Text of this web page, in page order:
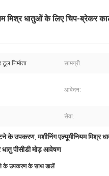
मिश्र धातुओं के लिए चिप-
निर्माता सामग्री:
आवेदन:
सेवा:
के उपकरण,मशीनिंग एल्यूमीनियम मिश्र
धातु पीसीडी मोड़ आवेषण
के उपकरण के साथ डालें